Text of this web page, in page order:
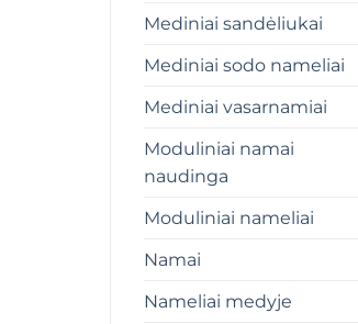
Mediniai sandėliukai
Mediniai sodo nameliai
Mediniai vasarnamiai
Moduliniai namai
naudinga
Moduliniai nameliai
Namai
Nameliai medyje